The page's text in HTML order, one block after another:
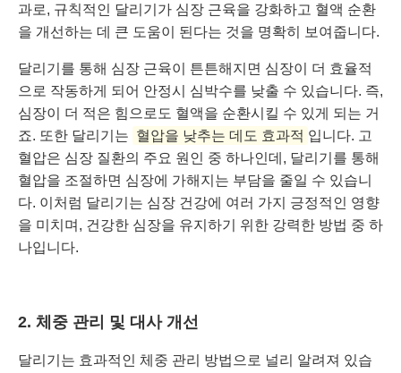
과로, 규칙적인 달리기가 심장 근육을 강화하고 혈액 순환
을 개선하는 데 큰 도움이 된다는 것을 명확히 보여줍니다.
달리기를 통해 심장 근육이 튼튼해지면 심장이 더 효율적
으로 작동하게 되어 안정시 심박수를 낮출 수 있습니다. 즉,
심장이 더 적은 힘으로도 혈액을 순환시킬 수 있게 되는 거
죠. 또한 달리기는 혈압을 낮추는 데도 효과적 입니다. 고
혈압은 심장 질환의 주요 원인 중 하나인데, 달리기를 통해
혈압을 조절하면 심장에 가해지는 부담을 줄일 수 있습니
다. 이처럼 달리기는 심장 건강에 여러 가지 긍정적인 영향
을 미치며, 건강한 심장을 유지하기 위한 강력한 방법 중 하
나입니다.
2. 체중 관리 및 대사 개선
달리기는 효과적인 체중 관리 방법으로 널리 알려져 있습